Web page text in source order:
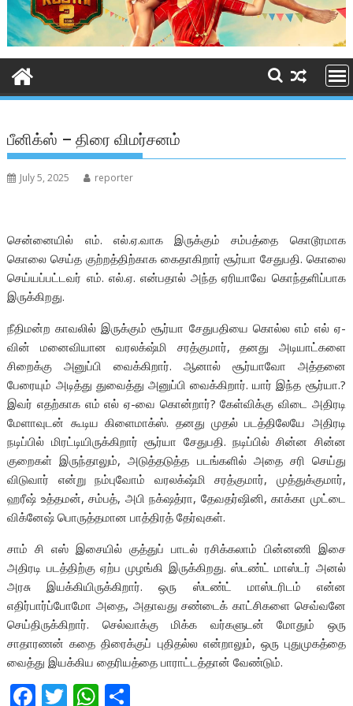
பீனிக்ஸ் – திரை விமர்சனம்
July 5, 2025 reporter
சென்னையில் எம். எல்.ஏ.வாக இருக்கும் சம்பத்தை கொடூரமாக
கொலை செய்த குற்றத்திற்காக கைதாகிறார் சூர்யா சேதுபதி. கொலை
செய்யப்பட்டவர் எம். எல்.ஏ. என்பதால் அந்த ஏரியாவே கொந்தளிப்பாக
இருக்கிறது.
நீதிமன்ற காவலில் இருக்கும் சூர்யா சேதுபதியை கொல்ல எம் எல் ஏ-
வின் மனைவியான வரலக்‌ஷ்மி சரத்குமார், தனது அடியாட்களை
சிறைக்கு அனுப்பி வைக்கிறார். ஆனால் சூர்யாவோ அத்தனை
பேரையும் அடித்து துவைத்து அனுப்பி வைக்கிறார். யார் இந்த சூர்யா.?
இவர் எதற்காக எம் எல் ஏ-வை கொன்றார்? கேள்விக்கு விடை அதிரடி
மேளாவுடன் கூடிய கிளைமாக்ஸ். தனது முதல் படத்திலேயே அதிரடி
நடிப்பில் மிரட்டியிருக்கிறார் சூர்யா சேதுபதி. நடிப்பில் சின்ன சின்ன
குறைகள் இருந்தாலும், அடுத்தடுத்த படங்களில் அதை சரி செய்து
விடுவார் என்று நம்புவோம் வரலக்‌ஷ்மி சரத்குமார், முத்துக்குமார்,
ஹரீஷ் உத்தமன், சம்பத், அபி நக்‌ஷத்ரா, தேவதர்ஷினி, காக்கா முட்டை
விக்னேஷ் பொருத்தமான பாத்திரத் தேர்வுகள்.
சாம் சி எஸ் இசையில் குத்துப் பாடல் ரசிக்கலாம் பின்னணி இசை
அதிரடி படத்திற்கு ஏற்ப முழங்கி இருக்கிறது. ஸ்டண்ட் மாஸ்டர் அனல்
அரசு இயக்கியிருக்கிறார். ஒரு ஸ்டண்ட் மாஸ்டரிடம் என்ன
எதிர்பார்ப்போமோ அதை, அதாவது சண்டைக் காட்சிகளை செவ்வனே
செய்திருக்கிறார். செல்வாக்கு மிக்க வர்களுடன் மோதும் ஒரு
சாதாரணன் கதை திரைக்குப் புதிதல்ல என்றாலும், ஒரு புதுமுகத்தை
வைத்து இயக்கிய தைரியத்தை பாராட்டத்தான் வேண்டும்.
F T W